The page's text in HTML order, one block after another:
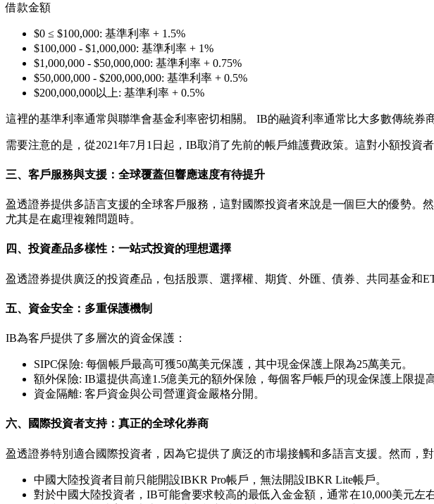
借款金額
$0 ≤ $100,000: 基準利率 + 1.5%
$100,000 - $1,000,000: 基準利率 + 1%
$1,000,000 - $50,000,000: 基準利率 + 0.75%
$50,000,000 - $200,000,000: 基準利率 + 0.5%
$200,000,000以上: 基準利率 + 0.5%
這裡的基準利率通常與聯準會基金利率密切相關。 IB的融資利率通常比大多數傳統券
需要注意的是，從2021年7月1日起，IB取消了先前的帳戶維護費政策。這對小額投資
三、客戶服務與支援：全球覆蓋但響應速度有待提升
盈透證券提供多語言支援的全球客戶服務，這對國際投資者來說是一個巨大的優勢。
尤其是在處理複雜問題時。
四、投資產品多樣性：一站式投資的理想選擇
盈透證券提供廣泛的投資產品，包括股票、選擇權、期貨、外匯、債券、共同基金和
五、資金安全：多重保護機制
IB為客戶提供了多層次的資金保護：
SIPC保險: 每個帳戶最高可獲50萬美元保護，其中現金保護上限為25萬美元。
額外保險: IB還提供高達1.5億美元的額外保險，每個客戶帳戶的現金保護上限提
資金隔離: 客戶資金與公司營運資金嚴格分開。
六、國際投資者支持：真正的全球化券商
盈透證券特別適合國際投資者，因為它提供了廣泛的市場接觸和多語言支援。然而，
中國大陸投資者目前只能開設IBKR Pro帳戶，無法開設IBKR Lite帳戶。
對於中國大陸投資者，IB可能會要求較高的最低入金金額，通常在10,000美元左右